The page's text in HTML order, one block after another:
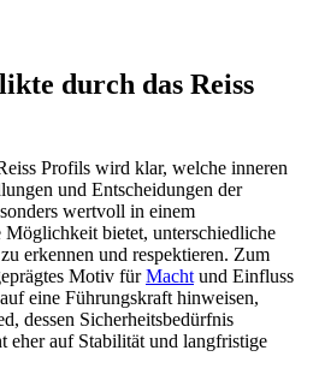
durch das Reiss
Profils wird klar, welche inneren
und Entscheidungen der
wertvoll in einem
Möglichkeit bietet, unterschiedliche
erkennen und respektieren. Zum
Motiv fürMacht und Einfluss
eine Führungskraft hinweisen,
dessen Sicherheitsbedürfnis
eher auf Stabilität und langfristige